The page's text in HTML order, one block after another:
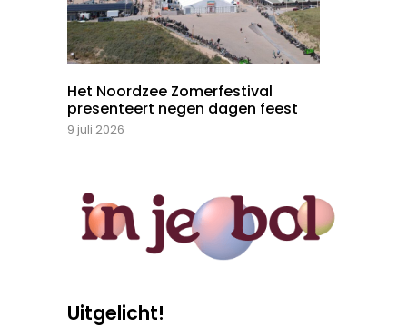
Het Noordzee Zomerfestival
presenteert negen dagen feest
9 juli 2026
Uitgelicht!